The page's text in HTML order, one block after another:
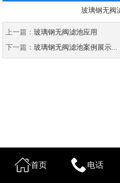
玻璃钢无阀
上一篇： 玻璃钢无阀滤池应用
下一篇： 玻璃钢无阀滤池案例展示...
首页 电话